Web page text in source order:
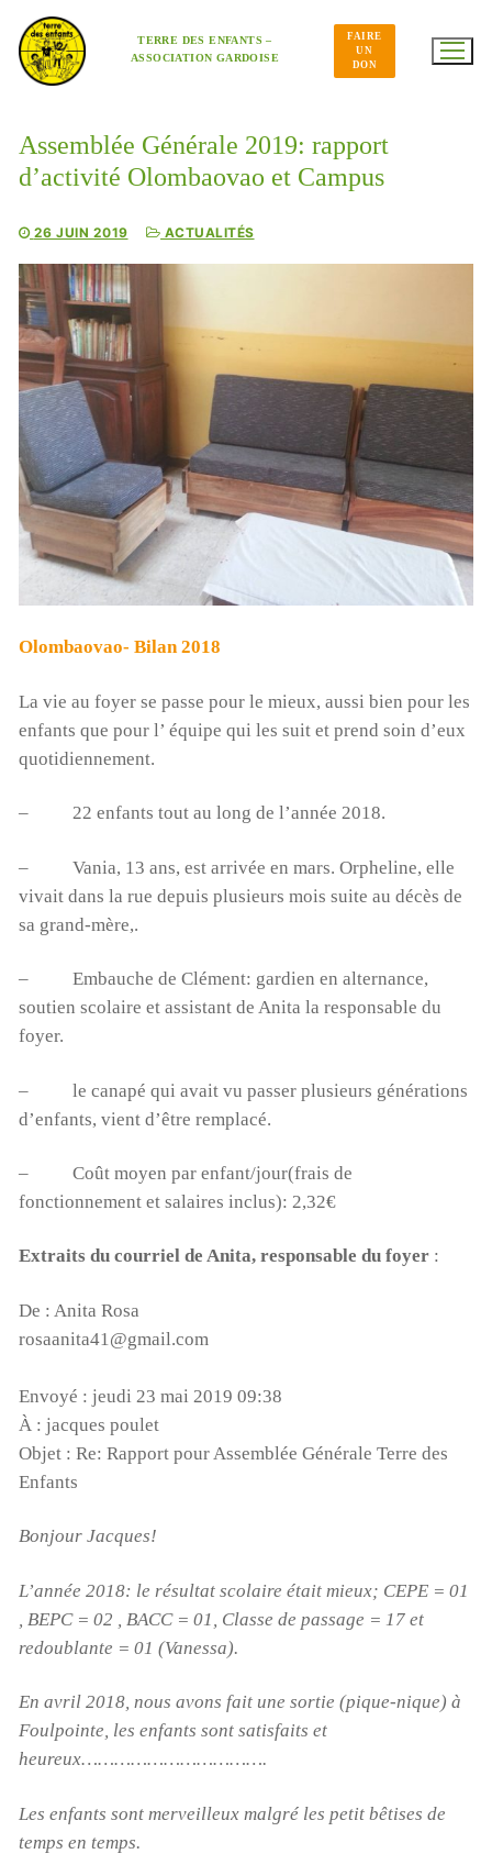
contenu
TERRE DES ENFANTS –
ASSOCIATION GARDOISE
FAIRE
UN
DON
Assemblée Générale 2019: rapport
d’activité Olombaovao et Campus
26 JUIN 2019 ACTUALITÉS
Olombaovao- Bilan 2018
La vie au foyer se passe pour le mieux, aussi bien pour les
enfants que pour l’ équipe qui les suit et prend soin d’eux
quotidiennement.
– 22 enfants tout au long de l’année 2018.
– Vania, 13 ans, est arrivée en mars. Orpheline, elle
vivait dans la rue depuis plusieurs mois suite au décès de
sa grand-mère,.
– Embauche de Clément: gardien en alternance,
soutien scolaire et assistant de Anita la responsable du
foyer.
– le canapé qui avait vu passer plusieurs générations
d’enfants, vient d’être remplacé.
– Coût moyen par enfant/jour(frais de
fonctionnement et salaires inclus): 2,32€
Extraits du courriel de Anita, responsable du foyer :
De : Anita Rosa
rosaanita41@gmail.com
Envoyé : jeudi 23 mai 2019 09:38
À : jacques poulet
Objet : Re: Rapport pour Assemblée Générale Terre des
Enfants
Bonjour Jacques!
L’année 2018: le résultat scolaire était mieux; CEPE = 01
, BEPC = 02 , BACC = 01, Classe de passage = 17 et
redoublante = 01 (Vanessa).
En avril 2018, nous avons fait une sortie (pique-nique) à
Foulpointe, les enfants sont satisfaits et
heureux…………………………….
Les enfants sont merveilleux malgré les petit bêtises de
temps en temps.